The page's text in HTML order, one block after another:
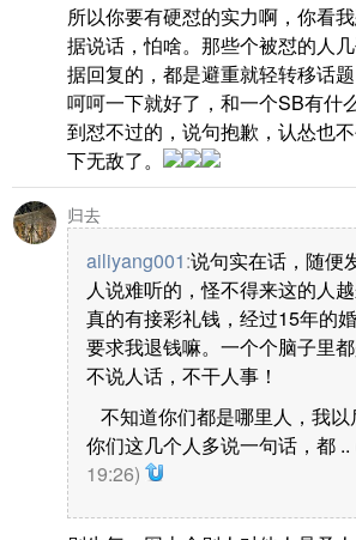
所以你要有硬怼的实力啊，你看
据说话，怕啥。那些个被怼的人
据回复的，都是避重就轻转移话
呵呵一下就好了，和一个SB有什
到怼不过的，说句抱歉，认怂也
下无敌了。
归去
ailiyang001:说句实在话，随便
人说难听的，怪不得来这的人
真的有接彩礼钱，经过15年的
要求我退钱嘛。一个个脑子里
不说人话，不干人事！
不知道你们都是哪里人，我
你们这几个人多说一句话，都 ..
19:26)